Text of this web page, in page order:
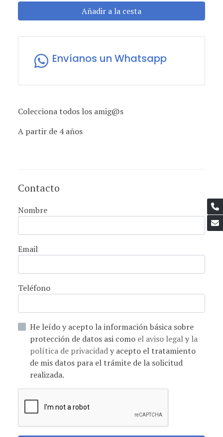
Añadir a la cesta
Envíanos un Whatsapp
Colecciona todos los amig@s
A partir de 4 años
Contacto
Nombre
Email
Teléfono
He leído y acepto la información básica sobre
protección de datos asi como el aviso legaly la
política de privacidady acepto el tratamiento
de mis datos para el trámite de la solicitud
realizada.